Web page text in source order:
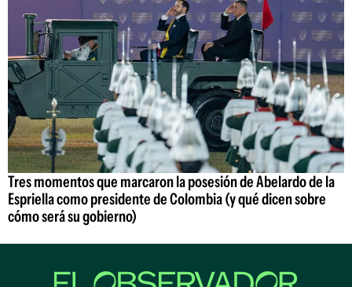
Tres momentos que marcaron la posesión de Abelardo de la
Espriella como presidente de Colombia (y qué dicen sobre
cómo será su gobierno)